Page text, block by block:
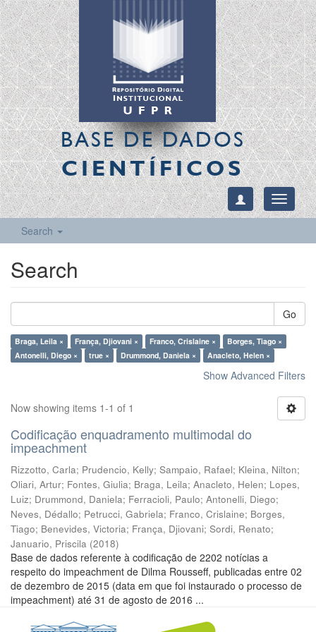
BASE DE DADOS
CIENTÍFICOS
Toggle
Search
Search
Go
Braga, Leila × França, Djiovani × Franco, Crislaine ×
Borges, Tiago ×
Antonelli, Diego ×
true × Drummond, Daniela × Anacleto, Helen ×
Show Advanced Filters
Now showing items 1-1 of 1
Codificação enquadramento multimodal do
impeachment
Rizzotto, Carla; Prudencio, Kelly; Sampaio, Rafael; Kleina, Nilton;
Oliari, Artur; Fontes, Giulia; Braga, Leila; Anacleto, Helen; Lopes,
Luiz; Drummond, Daniela; Ferracioli, Paulo; Antonelli, Diego;
Neves, Dédallo; Petrucci, Gabriela; Franco, Crislaine; Borges,
Tiago; Benevides, Victoria; França, Djiovani; Sordi, Renato;
Januario, Priscila (2018)
Base de dados referente à codificação de 2202 notícias a
respeito do impeachment de Dilma Rousseff, publicadas entre 02
de dezembro de 2015 (data em que foi instaurado o processo de
impeachment) até 31 de agosto de 2016 ...